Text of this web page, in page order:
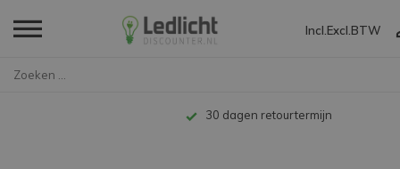
Incl. Excl. BTW
Tot 10 jaar garantie